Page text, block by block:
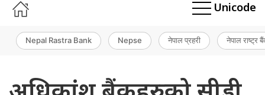
Unicode
Nepal Rastra Bank Nepse नेपाल प्रहरी नेपाल राष्ट्र